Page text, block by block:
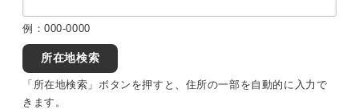
例：000-0000
所在地検索
「所在地検索」ボタンを押すと、住所の一部を自動的に入力で
きます。